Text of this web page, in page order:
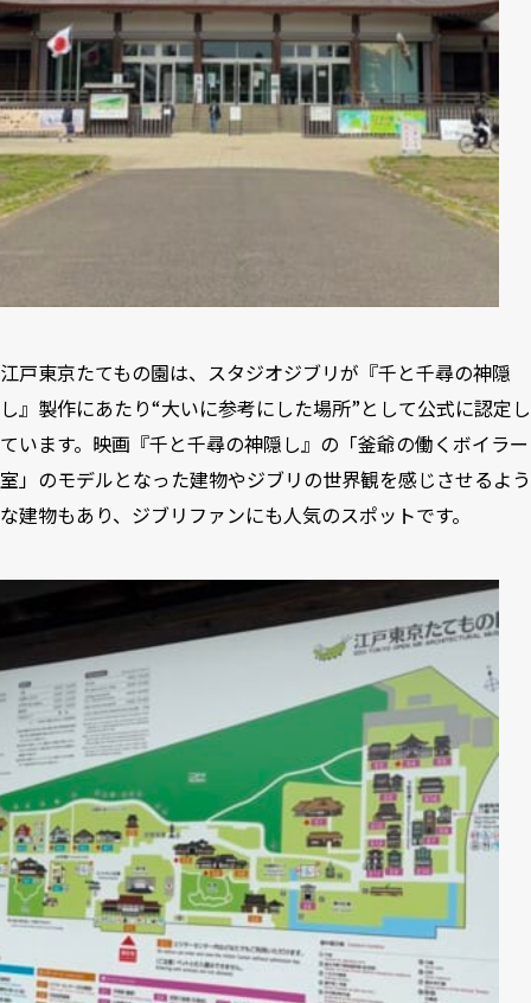
江戸東京たてもの園は、スタジオジブリが『千と千尋の神隠
し』 製作にあたり“大いに参考にした場所”として公式に認定し
ています。映画『千と千尋の神隠し』の「釜爺の働くボイラー
室」のモデルとなった建物やジブリの世界観を感じさせるよう
な建物もあり、ジブリファンにも人気のスポットです。